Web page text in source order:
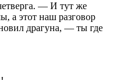
— И тут же
а этот наш разговор
драгуна, — ты где